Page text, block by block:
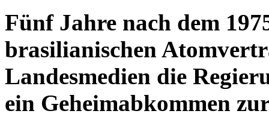
Fünf Jahre nach dem
brasilianischen
Landesmedien die
ein Geheimabkommen